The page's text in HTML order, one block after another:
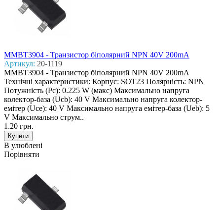
MMBT3904 - Транзистор біполярний NPN 40V 200mA
Артикул: 20-1119
MMBT3904 - Транзистор біполярний NPN 40V 200mA
Технічні характеристики: Корпус: SOT23 Полярність: NPN
Потужність (Pc): 0.225 W (макс) Макcимально напруга
колектор-база (Ucb): 40 V Макcимально напруга колектор-
емітер (Uce): 40 V Макcимально напруга емітер-база (Ueb): 5
V Макcимально струм..
1.20 грн.
В улюблені
Порівняти